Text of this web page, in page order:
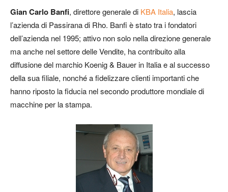
Gian Carlo Banfi, direttore generale di KBA Italia, lascia
l’azienda di Passirana di Rho. Banfi è stato tra i fondatori
dell’azienda nel 1995; attivo non solo nella direzione generale
ma anche nel settore delle Vendite, ha contribuito alla
diffusione del marchio Koenig & Bauer in Italia e al successo
della sua filiale, nonché a fidelizzare clienti importanti che
hanno riposto la fiducia nel secondo produttore mondiale di
macchine per la stampa.